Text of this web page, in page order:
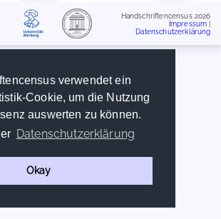
verwendet ein
Cookie, um die Nutzung
auswerten zu können.
Datenschutzerklärung
Okay
Handschriftencensus 2026
Impressum
Datenschutzerklärung